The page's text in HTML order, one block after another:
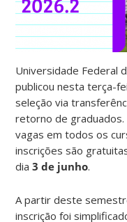
Universidade Federal
publicou nesta terça-
seleção via
retorno de graduados.
vagas em todos os
inscrições são
dia3 de junho.
A partir deste
inscrição foi